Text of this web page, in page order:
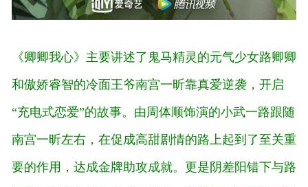
《卿卿我心》主要讲述了鬼马精灵的元气少女路卿卿
和傲娇睿智的冷面王爷南宫一昕靠真爱逆袭，开启
“充电式恋爱”的故事。由周体顺饰演的小武一路跟随
南宫一昕左右，在促成高甜剧情的路上起到了至关重
要的作用，达成金牌助攻成就。更是阴差阳错下与路